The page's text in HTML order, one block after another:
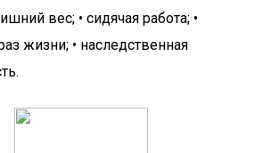
вес; • сидячая работа; •
жизни; • наследственная